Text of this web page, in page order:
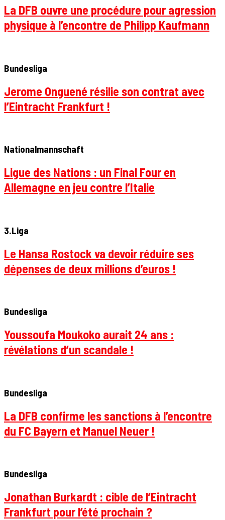
La DFB ouvre une procédure pour agression
physique à l’encontre de Philipp Kaufmann
Bundesliga
Jerome Onguené résilie son contrat avec
l’Eintracht Frankfurt !
Nationalmannschaft
Ligue des Nations : un Final Four en
Allemagne en jeu contre l’Italie
3.Liga
Le Hansa Rostock va devoir réduire ses
dépenses de deux millions d’euros !
Bundesliga
Youssoufa Moukoko aurait 24 ans :
révélations d’un scandale !
Bundesliga
La DFB confirme les sanctions à l’encontre
du FC Bayern et Manuel Neuer !
Bundesliga
Jonathan Burkardt : cible de l’Eintracht
Frankfurt pour l’été prochain ?